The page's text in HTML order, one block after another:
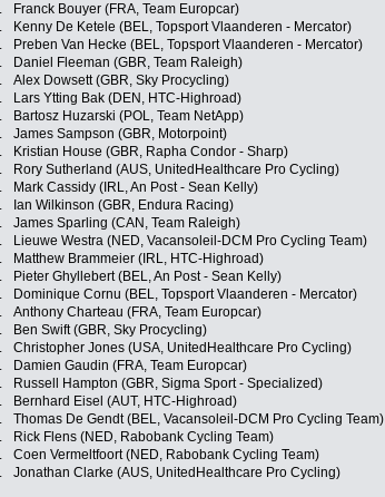
Franck Bouyer (FRA, Team Europcar)
Kenny De Ketele (BEL, Topsport Vlaanderen - Mercator)
Preben Van Hecke (BEL, Topsport Vlaanderen - Mercator)
Daniel Fleeman (GBR, Team Raleigh)
Alex Dowsett (GBR, Sky Procycling)
Lars Ytting Bak (DEN, HTC-Highroad)
Bartosz Huzarski (POL, Team NetApp)
James Sampson (GBR, Motorpoint)
Kristian House (GBR, Rapha Condor - Sharp)
Rory Sutherland (AUS, UnitedHealthcare Pro Cycling)
Mark Cassidy (IRL, An Post - Sean Kelly)
Ian Wilkinson (GBR, Endura Racing)
James Sparling (CAN, Team Raleigh)
Lieuwe Westra (NED, Vacansoleil-DCM Pro Cycling Team)
Matthew Brammeier (IRL, HTC-Highroad)
Pieter Ghyllebert (BEL, An Post - Sean Kelly)
Dominique Cornu (BEL, Topsport Vlaanderen - Mercator)
Anthony Charteau (FRA, Team Europcar)
Ben Swift (GBR, Sky Procycling)
Christopher Jones (USA, UnitedHealthcare Pro Cycling)
Damien Gaudin (FRA, Team Europcar)
Russell Hampton (GBR, Sigma Sport - Specialized)
Bernhard Eisel (AUT, HTC-Highroad)
Thomas De Gendt (BEL, Vacansoleil-DCM Pro Cycling Team)
Rick Flens (NED, Rabobank Cycling Team)
Coen Vermeltfoort (NED, Rabobank Cycling Team)
Jonathan Clarke (AUS, UnitedHealthcare Pro Cycling)